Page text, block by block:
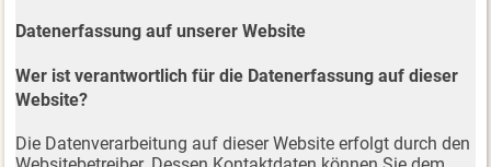
Datenerfassung auf unserer Website
Wer ist verantwortlich für die Datenerfassung auf dieser
Website?
Die Datenverarbeitung auf dieser Website erfolgt durch den